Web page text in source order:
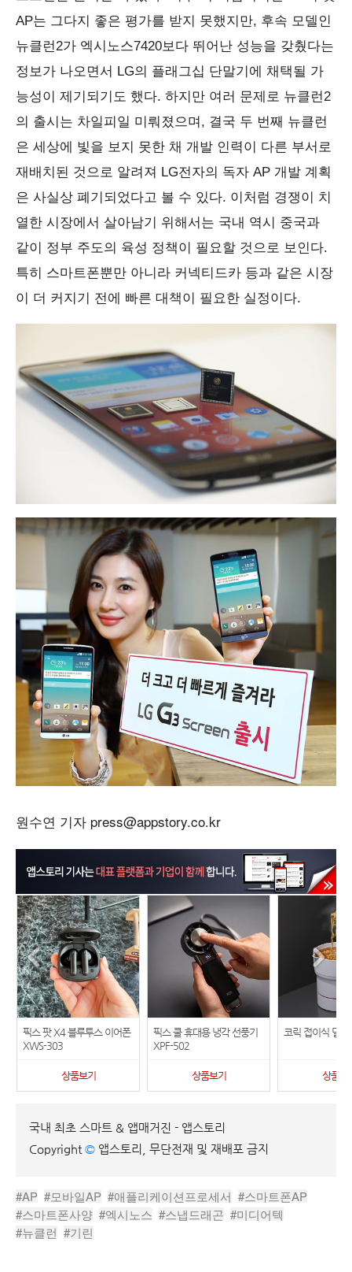
AP는 그다지 좋은 평가를 받지 못했지만, 후속 모델인
뉴클런2가 엑시노스7420보다 뛰어난 성능을 갖췄다는
정보가 나오면서 LG의 플래그십 단말기에 채택될 가
능성이 제기되기도 했다. 하지만 여러 문제로 뉴클런2
의 출시는 차일피일 미뤄졌으며, 결국 두 번째 뉴클런
은 세상에 빛을 보지 못한 채 개발 인력이 다른 부서로
재배치된 것으로 알려져 LG전자의 독자 AP 개발 계획
은 사실상 폐기되었다고 볼 수 있다. 이처럼 경쟁이 치
열한 시장에서 살아남기 위해서는 국내 역시 중국과
같이 정부 주도의 육성 정책이 필요할 것으로 보인다.
특히 스마트폰뿐만 아니라 커넥티드카 등과 같은 시장
이 더 커지기 전에 빠른 대책이 필요한 실정이다.
원수연 기자 press@appstory.co.kr
픽스 팟 X4 블루투스 이어폰
XWS-303
상품보기
픽스 쿨 휴대용 냉각 선풍기
XPF-502
상품보기
코릭 접이식 멀티
상품보
국내 최초 스마트 & 앱매거진 - 앱스토리
Copyright © 앱스토리, 무단전재 및 재배포 금지
#AP #모바일AP #애플리케이션프로세서 #스마트폰AP
#스마트폰사양 #엑시노스 #스냅드래곤 #미디어텍
#뉴클런 #기린